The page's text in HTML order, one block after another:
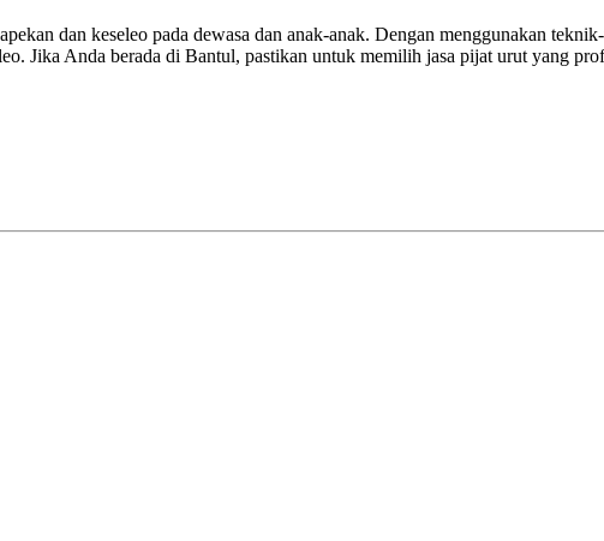
dan keseleo pada dewasa dan anak-anak. Dengan menggunakan
Jika Anda berada di Bantul, pastikan untuk memilih jasa pijat urut yang